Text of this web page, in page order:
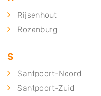
Rijsenhout
Rozenburg
S
Santpoort-Noord
Santpoort-Zuid